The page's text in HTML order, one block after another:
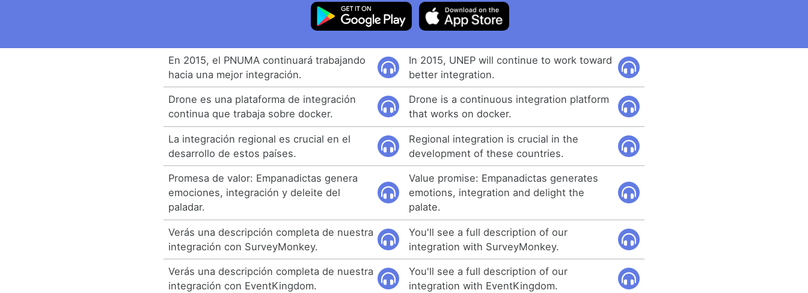
En 2015, el PNUMA continuará trabajando
hacia una mejor integración.
In 2015, UNEP will continue to work toward
better integration.
Drone es una plataforma de integración
continua que trabaja sobre docker.
Drone is a continuous integration platform
that works on docker.
La integración regional es crucial en el
desarrollo de estos países.
Regional integration is crucial in the
development of these countries.
Promesa de valor: Empanadictas genera
emociones, integración y deleite del
paladar.
Value promise: Empanadictas generates
emotions, integration and delight the
palate.
Verás una descripción completa de nuestra
integración con SurveyMonkey.
You'll see a full description of our
integration with SurveyMonkey.
Verás una descripción completa de nuestra
integración con EventKingdom.
You'll see a full description of our
integration with EventKingdom.